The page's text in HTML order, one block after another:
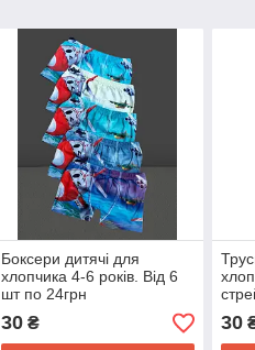
Боксери дитячі для
хлопчика 4-6 років. Від 6
шт по 24грн
30₴ 30